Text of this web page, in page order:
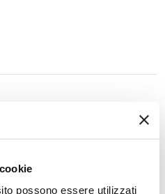
possono essere utilizzati